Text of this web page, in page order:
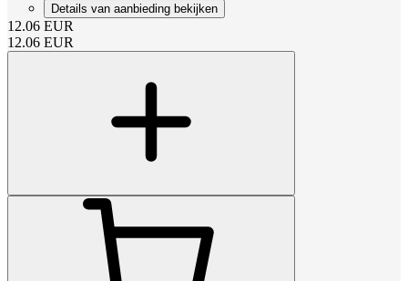
Details van aanbieding bekijken
12.06 EUR
12.06 EUR